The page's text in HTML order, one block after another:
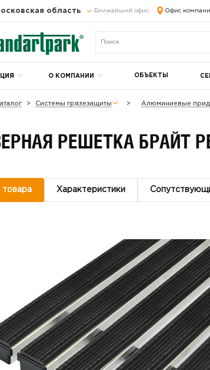
область Ближайший офис: Офис
О КОМПАНИИ ОБЪЕКТЫ
Системы грязезащиты Алюминиевые
РЕШЕТКА БРАЙТ
товара Характеристики